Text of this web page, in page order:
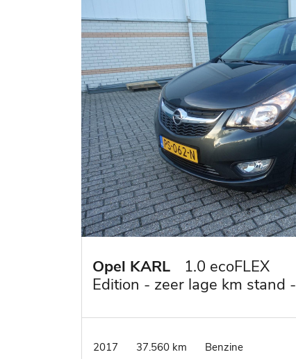
Opel KARL
1.0 ecoFLEX
Edition - zeer lage km stand -
2017 37.560 km Benzine